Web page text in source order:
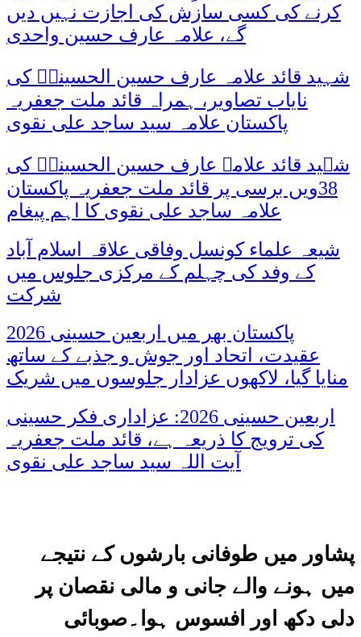
کرنے کی کسی سازش کی اجازت نہیں دیں
گے، علامہ عارف حسین واحدی
شہید قائد علامہ عارف حسین الحسینیؒ کی
نایاب تصاویر، ہمراہ قائد ملت جعفریہ
پاکستان علامہ سید ساجد علی نقوی
شہید قائد علامہ عارف حسین الحسینیؒ کی
38ویں برسی پر قائد ملت جعفریہ پاکستان
علامہ ساجد علی نقوی کا اہم پیغام
شیعہ علماء کونسل وفاقی علاقہ اسلام آباد
کے وفد کی چہلم کے مرکزی جلوس میں
شرکت
پاکستان بھر میں اربعین حسینی 2026
عقیدت، اتحاد اور جوش و جذبے کے ساتھ
منایا گیا، لاکھوں عزادار جلوسوں میں شریک
اربعین حسینی 2026: عزاداری فکر حسینی
کی ترویج کا ذریعہ ہے، قائد ملت جعفریہ
آیت اللہ سید ساجد علی نقوی
پشاور میں طوفانی بارشوں کے نتیجے
میں ہونے والے جانی و مالی نقصان پر
دلی دکھ اور افسوس ہوا۔صوبائی